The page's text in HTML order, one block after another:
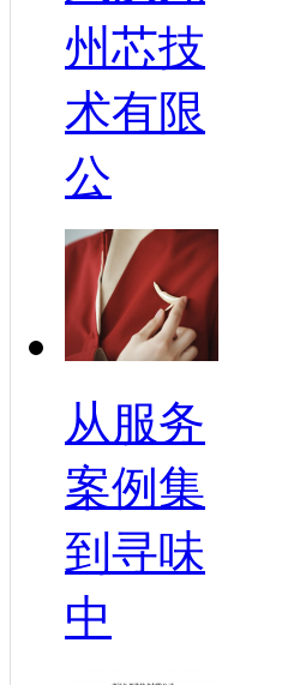
州芯技
术有限
公
从服务
案例集
到寻味
中